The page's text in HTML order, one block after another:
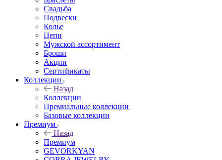
Свадьба
Подвески
Колье
Цепи
Мужской ассортимент
Броши
Акции
Сертификаты
Коллекции
Назад
Коллекции
Премиальные коллекции
Базовые коллекции
Премиум
Назад
Премиум
GEVORKYAN